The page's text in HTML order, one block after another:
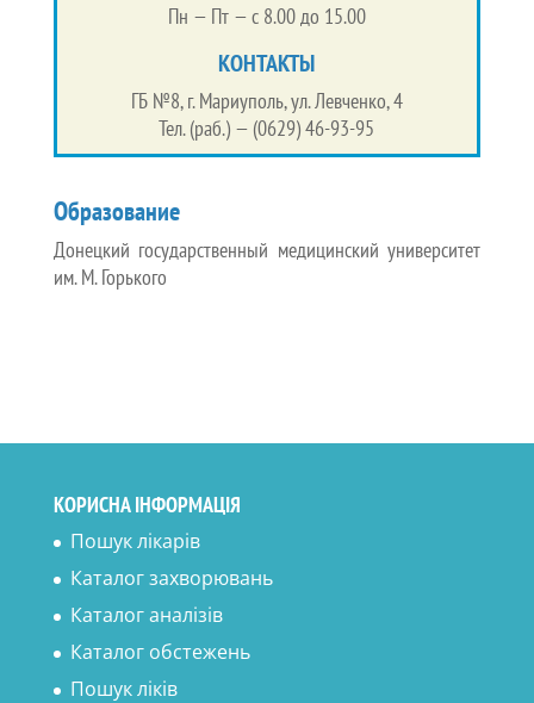
Пн — Пт — с 8.00 до 15.00
КОНТАКТЫ
ГБ №8, г. Мариуполь, ул. Левченко, 4
Тел. (раб.) — (0629) 46-93-95
Образование
Донецкий государственный медицинский университет
им. М. Горького
КОРИСНА ІНФОРМАЦІЯ
Пошук лікарів
Каталог захворювань
Каталог аналізів
Каталог обстежень
Пошук ліків